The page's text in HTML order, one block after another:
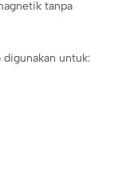
tanpa
digunakan untuk: